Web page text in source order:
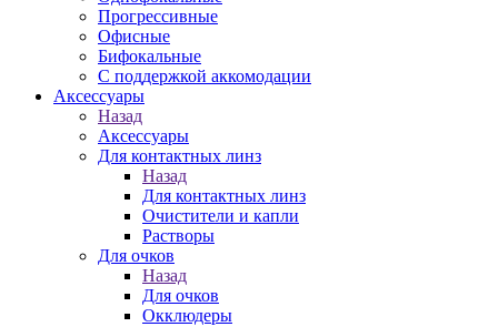
Прогрессивные
Офисные
Бифокальные
С поддержкой аккомодации
Аксессуары
Назад
Аксессуары
Для контактных линз
Назад
Для контактных линз
Очистители и капли
Растворы
Для очков
Назад
Для очков
Окклюдеры